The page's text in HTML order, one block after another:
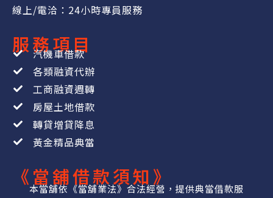
線上/電洽：24小時專員服務
服務項目
汽機車借款
各類融資代辦
工商融資週轉
房屋土地借款
轉貸增貸降息
黃金精品典當
《當舖借款須知》
本當舖依《當舖業法》合法經營，提供典當借款服